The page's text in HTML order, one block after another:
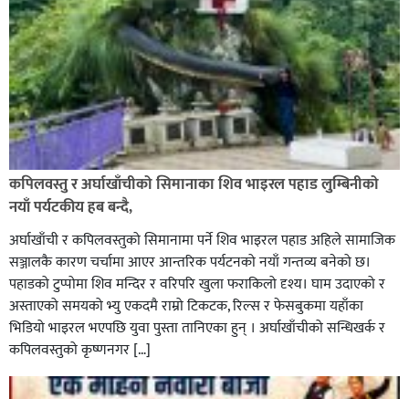
कपिलवस्तु र अर्घाखाँचीको सिमानाका शिव भाइरल पहाड लुम्बिनीको
नयाँ पर्यटकीय हब बन्दै,
अर्घाखाँची र कपिलवस्तुको सिमानामा पर्ने शिव भाइरल पहाड अहिले सामाजिक
सञ्जालकै कारण चर्चामा आएर आन्तरिक पर्यटनको नयाँ गन्तव्य बनेको छ।
पहाडको टुप्पोमा शिव मन्दिर र वरिपरि खुला फराकिलो दृश्य। घाम उदाएको र
अस्ताएको समयको भ्यु एकदमै राम्रो टिकटक, रिल्स र फेसबुकमा यहाँका
भिडियो भाइरल भएपछि युवा पुस्ता तानिएका हुन् । अर्घाखाँचीको सन्धिखर्क र
कपिलवस्तुको कृष्णनगर […]